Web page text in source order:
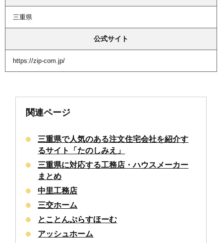
三重県
公式サイト
https://zip-com.jp/
関連ページ
三重県で人気のある注文住宅会社を紹介す
るサイト「たのしみえ」
三重県に対応する工務店・ハウスメーカー
まとめ
中里工務店
三交ホーム
とことんぷらすほーむ
アッシュホーム